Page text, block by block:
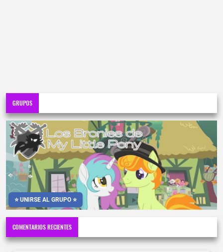
GRUPOS
⭐ UNIRSE AL GRUPO ⭐
COMENTARIOS RECIENTES